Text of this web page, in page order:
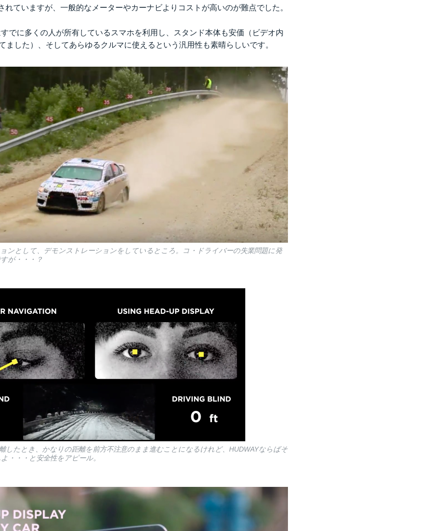
れていますが、一般的なメーターやカーナビよりコストが高いのが難点でした。
でに多くの人が所有しているスマホを利用し、スタンド本体も安価（ビデオ内
ました）、そしてあらゆるクルマに使えるという汎用性も素晴らしいです。
ンとして、デモンストレーションをしているところ。コ・ドライバーの失業問題に発
が・・・？
したとき、かなりの距離を前方不注意のまま進むことになるけれど、HUDWAYならばそ
・・・と安全性をアピール。